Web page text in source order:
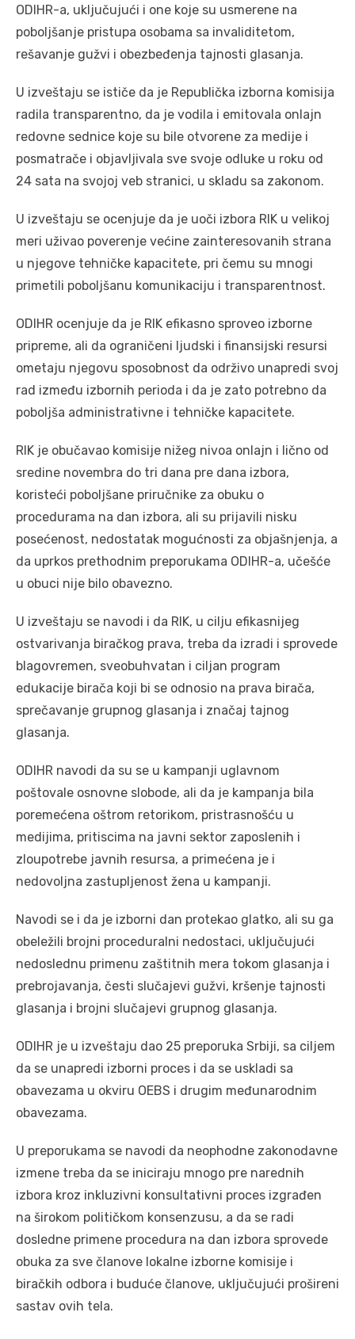
ODIHR-a, uključujući i one koje su usmerene na
poboljšanje pristupa osobama sa invaliditetom,
rešavanje gužvi i obezbeđenja tajnosti glasanja.
U izveštaju se ističe da je Republička izborna komisija
radila transparentno, da je vodila i emitovala onlajn
redovne sednice koje su bile otvorene za medije i
posmatrače i objavljivala sve svoje odluke u roku od
24 sata na svojoj veb stranici, u skladu sa zakonom.
U izveštaju se ocenjuje da je uoči izbora RIK u velikoj
meri uživao poverenje većine zainteresovanih strana
u njegove tehničke kapacitete, pri čemu su mnogi
primetili poboljšanu komunikaciju i transparentnost.
ODIHR ocenjuje da je RIK efikasno sproveo izborne
pripreme, ali da ograničeni ljudski i finansijski resursi
ometaju njegovu sposobnost da održivo unapredi svoj
rad između izbornih perioda i da je zato potrebno da
poboljša administrativne i tehničke kapacitete.
RIK je obučavao komisije nižeg nivoa onlajn i lično od
sredine novembra do tri dana pre dana izbora,
koristeći poboljšane priručnike za obuku o
procedurama na dan izbora, ali su prijavili nisku
posećenost, nedostatak mogućnosti za objašnjenja, a
da uprkos prethodnim preporukama ODIHR-a, učešće
u obuci nije bilo obavezno.
U izveštaju se navodi i da RIK, u cilju efikasnijeg
ostvarivanja biračkog prava, treba da izradi i sprovede
blagovremen, sveobuhvatan i ciljan program
edukacije birača koji bi se odnosio na prava birača,
sprečavanje grupnog glasanja i značaj tajnog
glasanja.
ODIHR navodi da su se u kampanji uglavnom
poštovale osnovne slobode, ali da je kampanja bila
poremećena oštrom retorikom, pristrasnošću u
medijima, pritiscima na javni sektor zaposlenih i
zloupotrebe javnih resursa, a primećena je i
nedovoljna zastupljenost žena u kampanji.
Navodi se i da je izborni dan protekao glatko, ali su ga
obeležili brojni proceduralni nedostaci, uključujući
nedoslednu primenu zaštitnih mera tokom glasanja i
prebrojavanja, česti slučajevi gužvi, kršenje tajnosti
glasanja i brojni slučajevi grupnog glasanja.
ODIHR je u izveštaju dao 25 preporuka Srbiji, sa ciljem
da se unapredi izborni proces i da se uskladi sa
obavezama u okviru OEBS i drugim međunarodnim
obavezama.
U preporukama se navodi da neophodne zakonodavne
izmene treba da se iniciraju mnogo pre narednih
izbora kroz inkluzivni konsultativni proces izgrađen
na širokom političkom konsenzusu, a da se radi
dosledne primene procedura na dan izbora sprovede
obuka za sve članove lokalne izborne komisije i
biračkih odbora i buduće članove, uključujući prošireni
sastav ovih tela.